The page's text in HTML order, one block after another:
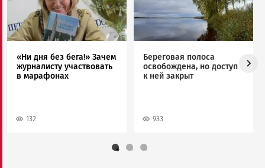
«Ни дня без бега!» Зачем
журналисту участвовать
в марафонах
132
Береговая полоса
освобождена, но доступ
к ней закрыт
933